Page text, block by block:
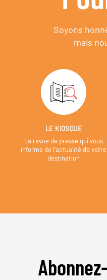
Soyons
mais
LE KIOSQUE
La revue de presse qui vous
informe de l’actualité de votre
destination